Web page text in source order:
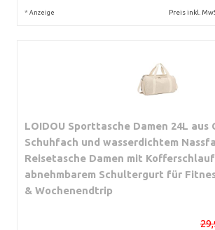
* Anzeige Preis inkl.
LOIDOU Sporttasche Damen 24L aus
Schuhfach und wasserdichtem
Reisetasche Damen mit
abnehmbarem Schultergurt für
& Wochenendtrip